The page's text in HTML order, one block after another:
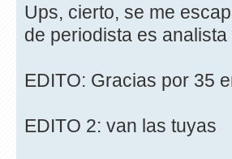
Ups, cierto, se me
de periodista es
EDITO: Gracias por 35
EDITO 2: van las tuyas